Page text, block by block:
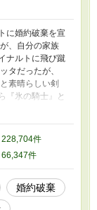
に婚約破棄を宣
、自分の家族
ナルトに飛び蹴
タだったが、
素晴らしい剣
『氷の騎士』と
とある女性を探
出の中の元気
動が始まり――
士の心をガッツ
た。
228,704件
66,347件
婚約破棄